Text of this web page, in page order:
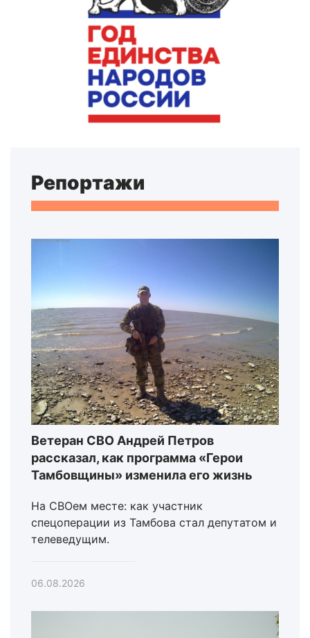
Репортажи
Ветеран СВО Андрей Петров
рассказал, как программа «Герои
Тамбовщины» изменила его жизнь
На СВОем месте: как участник
спецоперации из Тамбова стал депутатом и
телеведущим.
06.08.2026